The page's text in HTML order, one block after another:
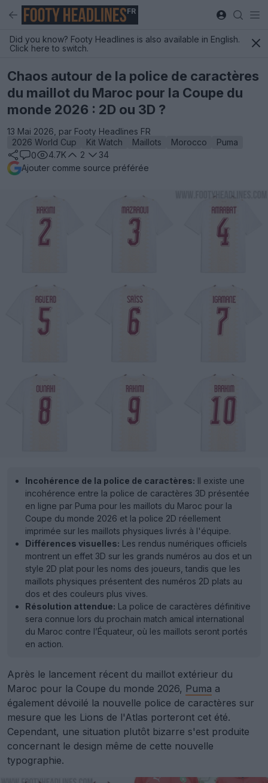
FR
Did you know? Footy Headlines is also available in English.
Click here to switch.
Chaos autour de la police de caractères
du maillot du Maroc pour la Coupe du
monde 2026 : 2D ou 3D ?
13 Mai 2026, par Footy Headlines FR
2026 World Cup
Kit Watch Maillots Morocco
Puma
0
4.7K 2
34
Ajouter comme source préférée
Incohérence de la police de caractères: Il existe une
incohérence entre la police de caractères 3D présentée
en ligne par Puma pour les maillots du Maroc pour la
Coupe du monde 2026 et la police 2D réellement
imprimée sur les maillots physiques livrés à l'équipe.
Différences visuelles: Les rendus numériques officiels
montrent un effet 3D sur les grands numéros au dos et un
style 2D plat pour les noms des joueurs, tandis que les
maillots physiques présentent des numéros 2D plats au
dos et des couleurs plus vives.
Résolution attendue: La police de caractères définitive
sera connue lors du prochain match amical international
du Maroc contre l’Équateur, où les maillots seront portés
en action.
Après le lancement récent du maillot extérieur du
Maroc pour la Coupe du monde 2026, Puma a
également dévoilé la nouvelle police de caractères sur
mesure que les Lions de l'Atlas porteront cet été.
Cependant, une situation plutôt bizarre s'est produite
concernant le design même de cette nouvelle
typographie.